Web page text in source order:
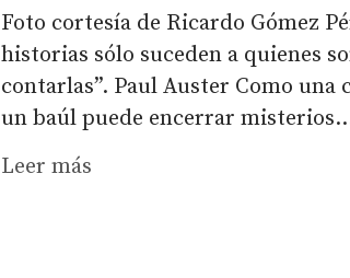
Foto cortesía de Ricardo Gómez
historias sólo suceden a quienes
contarlas”. Paul Auster Como una
un baúl puede encerrar
Leer más